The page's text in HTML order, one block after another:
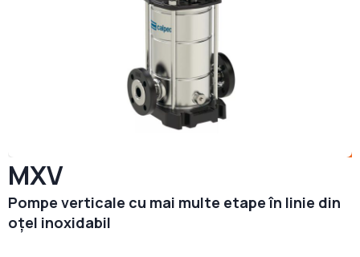
MXV
Pompe verticale cu mai multe etape în linie din
oțel inoxidabil